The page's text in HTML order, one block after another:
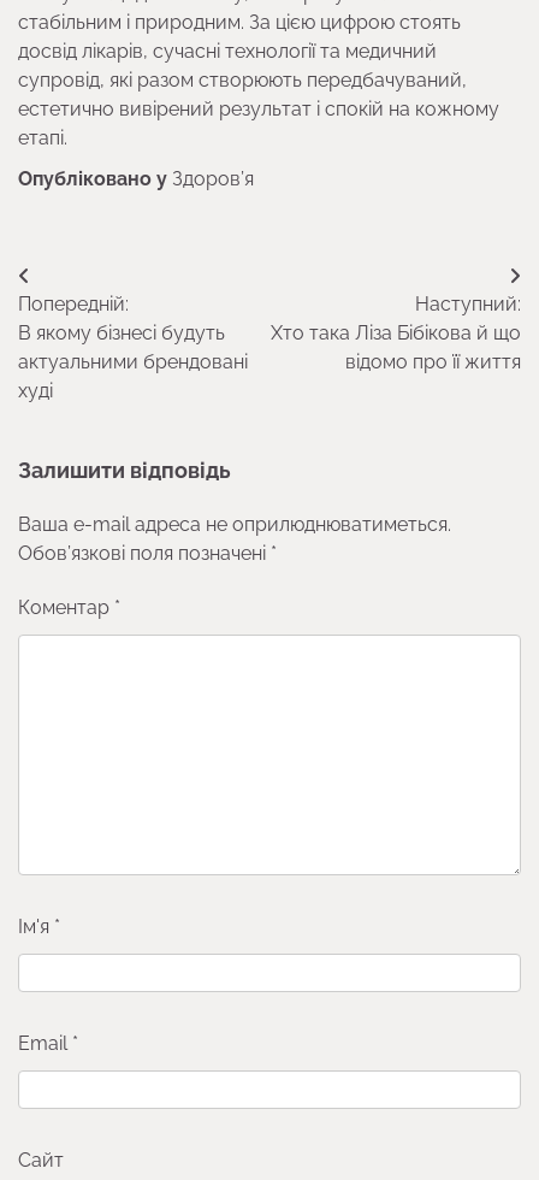
стабільним і природним. За цією цифрою стоять
досвід лікарів, сучасні технології та медичний
супровід, які разом створюють передбачуваний,
естетично вивірений результат і спокій на кожному
етапі.
Опубліковано у Здоров’я
Навігація
записів
Попередній:
В якому бізнесі будуть
актуальними брендовані
худі
Наступний:
Хто така Ліза Бібікова й що
відомо про її життя
Залишити відповідь
Ваша e-mail адреса не оприлюднюватиметься.
Обов’язкові поля позначені *
Коментар *
Ім'я *
Email *
Сайт